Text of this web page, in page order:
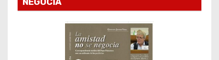
NEGOCIA